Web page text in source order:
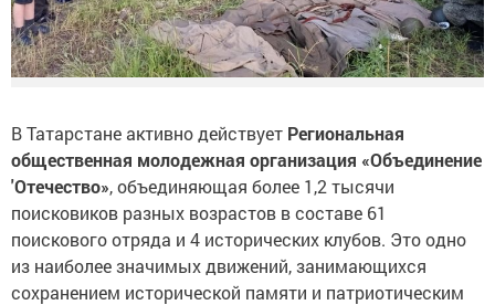
В Татарстане активно действует Региональная
общественная молодежная организация «Объединение
'Отечество», объединяющая более 1,2 тысячи
поисковиков разных возрастов в составе 61
поискового отряда и 4 исторических клубов. Это одно
из наиболее значимых движений, занимающихся
сохранением исторической памяти и патриотическим